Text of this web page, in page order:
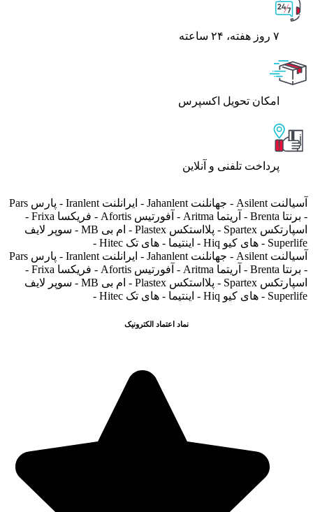
۷ روز ﻫﻔﺘﻪ، ۲۴ ﺳﺎﻋﺘﻪ
اﻣﮑﺎن ﺗﺤﻮﯾﻞ اﮐﺴﭙﺮس
پرداخت تلفنی و آنلاین
آسیالنت Asilent - جهانلنت Jahanlent - ایرانلنت Iranlent - پارس Pars
- برنتا Brenta - آریتما Aritma - آفورتیس Afortis - فریکسا Frixa -
اسپارتکس Spartex - پلااستکس Plastex - ام بی MB - سوپر لایف
Superlife - های کیو Hiq - اینتیما - های تک Hitec -
آسیالنت Asilent - جهانلنت Jahanlent - ایرانلنت Iranlent - پارس Pars
- برنتا Brenta - آریتما Aritma - آفورتیس Afortis - فریکسا Frixa -
اسپارتکس Spartex - پلااستکس Plastex - ام بی MB - سوپر لایف
Superlife - های کیو Hiq - اینتیما - های تک Hitec -
نماد اعتماد الکترونیک